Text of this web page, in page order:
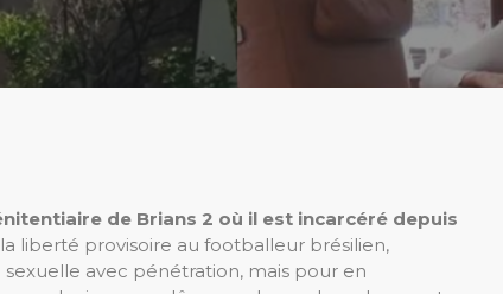
de Brians 2 où il est incarcéré depuis
liberté provisoire au footballeur brésilien,
avec pénétration, mais pour en